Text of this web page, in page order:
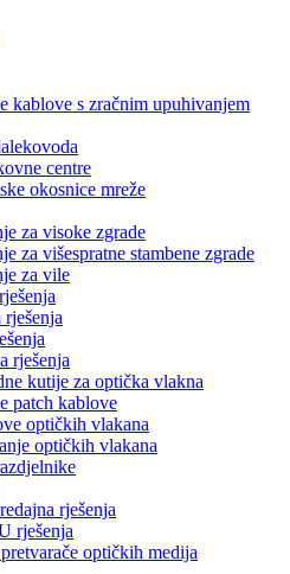
kablove s zračnim upuhivanjem
centre
okosnice mreže
za visoke zgrade
za višespratne stambene zgrade
za vile
rješenja
kutije za optička vlakna
patch kablove
optičkih vlakana
optičkih vlakana
rješenja
rješenja
optičkih medija